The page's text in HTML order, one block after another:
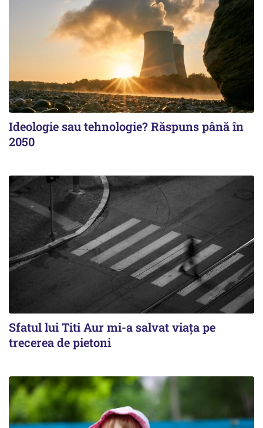
Ideologie sau tehnologie? Răspuns până în
2050
Sfatul lui Titi Aur mi-a salvat viaţa pe
trecerea de pietoni